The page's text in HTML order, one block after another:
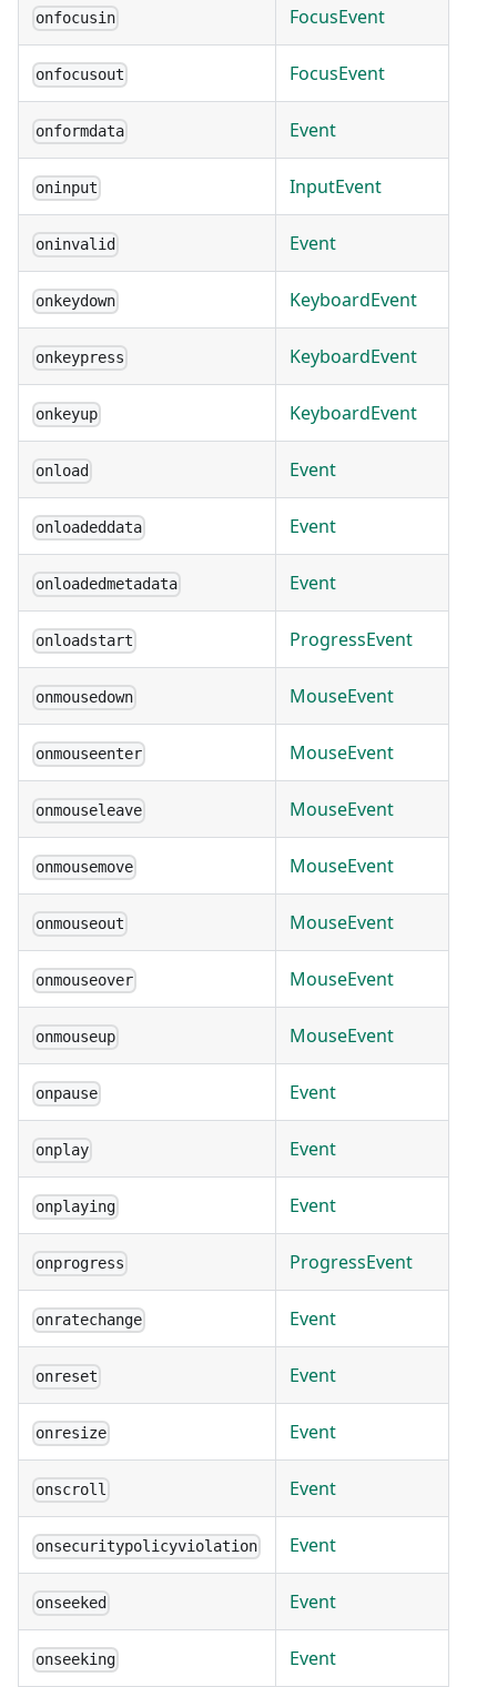
onfocusin FocusEvent
onfocusout FocusEvent
onformdata Event
oninput InputEvent
oninvalid Event
onkeydown KeyboardEvent
onkeypress KeyboardEvent
onkeyup KeyboardEvent
onload Event
onloadeddata Event
onloadedmetadata Event
onloadstart ProgressEvent
onmousedown MouseEvent
onmouseenter MouseEvent
onmouseleave MouseEvent
onmousemove MouseEvent
onmouseout MouseEvent
onmouseover MouseEvent
onmouseup MouseEvent
onpause Event
onplay Event
onplaying Event
onprogress ProgressEvent
onratechange Event
onreset Event
onresize Event
onscroll Event
onsecuritypolicyviolation Event
onseeked Event
onseeking Event